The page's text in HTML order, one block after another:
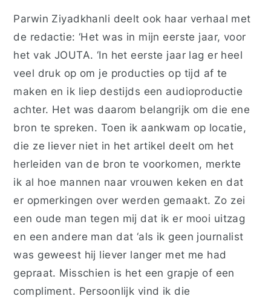
Parwin Ziyadkhanli deelt ook haar verhaal met
de redactie: ‘Het was in mijn eerste jaar, voor
het vak JOUTA. ‘In het eerste jaar lag er heel
veel druk op om je producties op tijd af te
maken en ik liep destijds een audioproductie
achter. Het was daarom belangrijk om die ene
bron te spreken. Toen ik aankwam op locatie,
die ze liever niet in het artikel deelt om het
herleiden van de bron te voorkomen, merkte
ik al hoe mannen naar vrouwen keken en dat
er opmerkingen over werden gemaakt. Zo zei
een oude man tegen mij dat ik er mooi uitzag
en een andere man dat ‘als ik geen journalist
was geweest hij liever langer met me had
gepraat. Misschien is het een grapje of een
compliment. Persoonlijk vind ik die